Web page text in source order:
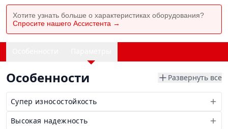
Хотите узнать больше о характеристиках оборудования?
Спросите нашего Ассистента →
Особенности Развернуть все
Супер износостойкость
Высокая надежность